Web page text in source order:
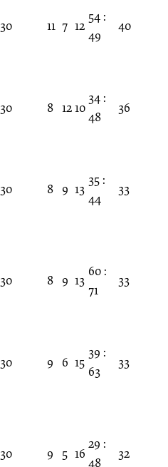
30 11 7 12
54 :
49
40
30
8 1210
34 :
48
36
30
8 9 13
35 :
44
33
30 8 9 13
60 :
71
33
30
9 6 15
39 :
63
33
30
9 5 16
29 :
48
32